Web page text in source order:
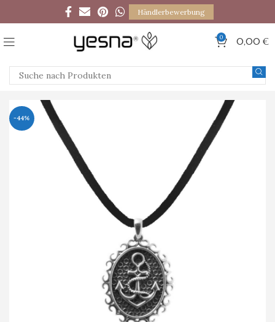
Händlerbewerbung
0 0,00 €
-44%